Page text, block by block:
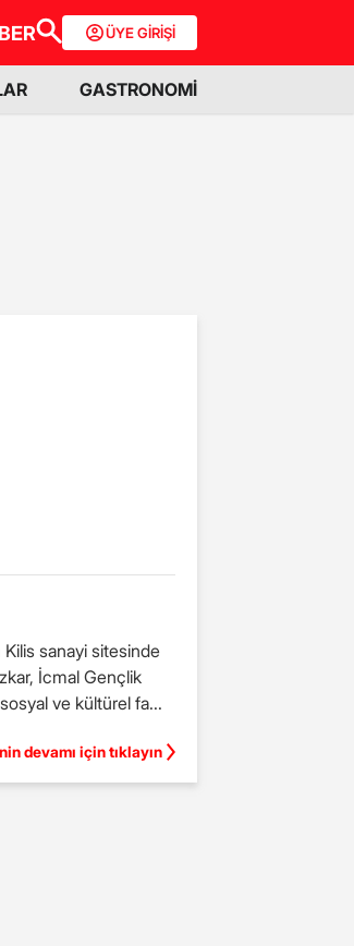
ÜYE GİRİŞİ
GASTRONOMİ
sanayi sitesinde
birçok sosyal ve kültürel fa...
devamı için tıklayın